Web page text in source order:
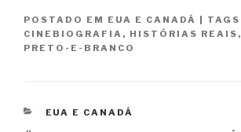
POSTADO EM EUA E CANADÁ TAGS
CINEBIOGRAFIA , HISTÓRIAS REAIS ,
PRETO-E-BRANCO
CATEGORIAS
EUA E CANADÁ